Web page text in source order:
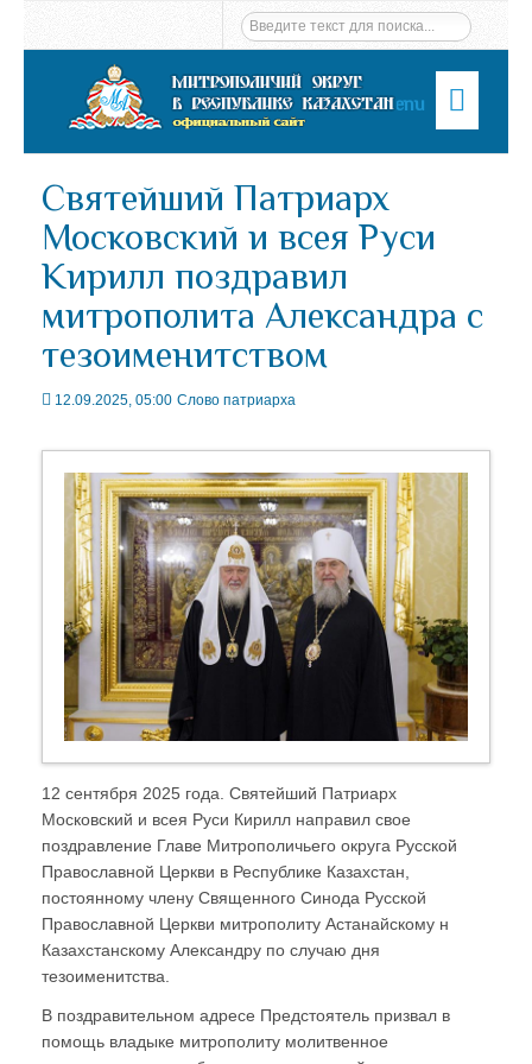
Menu
Святейший Патриарх
Московский и всея Руси
Кирилл поздравил
митрополита Александра с
тезоименитством
12.09.2025, 05:00 Слово патриарха
12 сентября 2025 года. Святейший Патриарх
Московский и всея Руси Кирилл направил свое
поздравление Главе Митрополичьего округа Русской
Православной Церкви в Республике Казахстан,
постоянному члену Священного Синода Русской
Православной Церкви митрополиту Астанайскому н
Казахстанскому Александру по случаю дня
тезоименитства.
В поздравительном адресе Предстоятель призвал в
помощь владыке митрополиту молитвенное